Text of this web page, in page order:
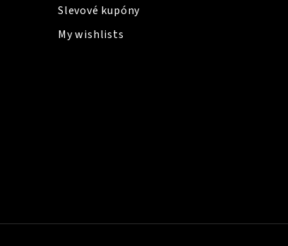
Slevové kupóny
My wishlists